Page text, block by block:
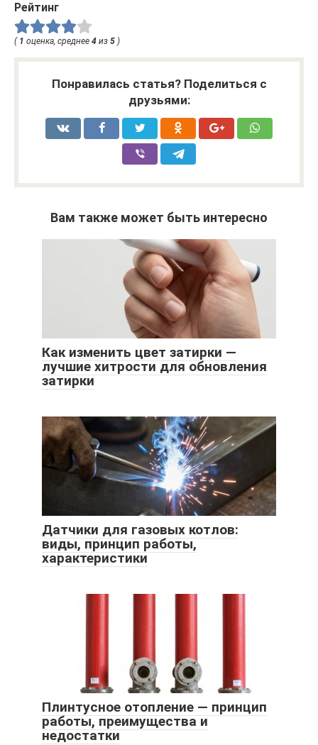
Рейтинг
( 1 оценка, среднее 4 из 5 )
Понравилась статья? Поделиться с
друзьями:
Вам также может быть интересно
Как изменить цвет затирки —
лучшие хитрости для обновления
затирки
Датчики для газовых котлов:
виды, принцип работы,
характеристики
Плинтусное отопление — принцип
работы, преимущества и
недостатки